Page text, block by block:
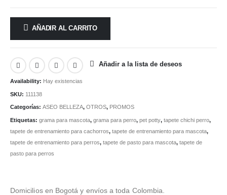
AÑADIR AL CARRITO
Añadir a la lista de deseos
Availability: Hay existencias
SKU: 111138
Categorías: ASEO BELLEZA, OTROS, PROMOS
Etiquetas: grama para mascota, grama para perro, pet potty, tapete chichi perro,
tapete de entrenamiento para cachorros, tapete de entrenamiento para mascota,
tapete de entrenamiento para perros, tapete de pasto para mascota, tapete de
pasto para perros
Domicilios en Bogotá y envíos a toda Colombia.